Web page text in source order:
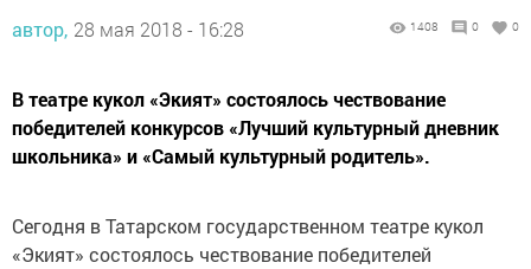
автор, 28 мая 2018 - 16:28 1408 0 0
В театре кукол «Экият» состоялось чествование
победителей конкурсов «Лучший культурный дневник
школьника» и «Самый культурный родитель».
Сегодня в Татарском государственном театре кукол
«Экият» состоялось чествование победителей